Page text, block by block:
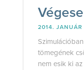
2014. JANUÁR
tömegének
nem esik ki